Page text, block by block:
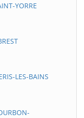
YORRE
LES-BAINS